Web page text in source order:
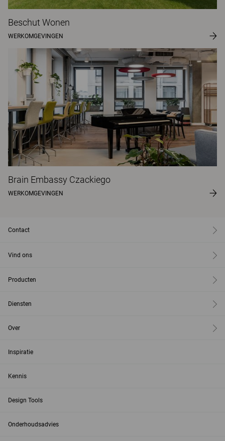
Beschut Wonen
WERKOMGEVINGEN
Brain Embassy Czackiego
WERKOMGEVINGEN
Contact
Vind ons
Producten
Diensten
Over
Inspiratie
Kennis
Design Tools
Onderhoudsadvies